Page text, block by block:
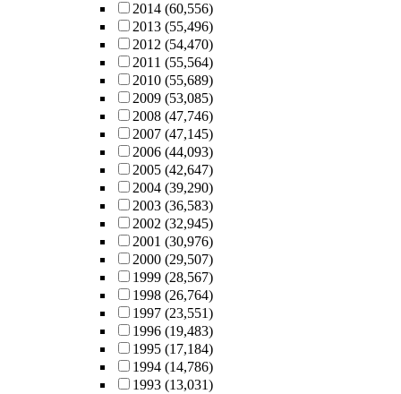
2014 (60,556)
2013 (55,496)
2012 (54,470)
2011 (55,564)
2010 (55,689)
2009 (53,085)
2008 (47,746)
2007 (47,145)
2006 (44,093)
2005 (42,647)
2004 (39,290)
2003 (36,583)
2002 (32,945)
2001 (30,976)
2000 (29,507)
1999 (28,567)
1998 (26,764)
1997 (23,551)
1996 (19,483)
1995 (17,184)
1994 (14,786)
1993 (13,031)